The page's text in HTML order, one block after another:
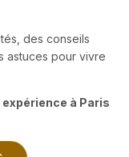
des conseils
astuces pour vivre
à Paris